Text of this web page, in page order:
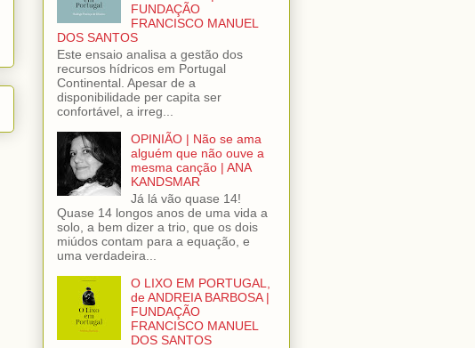
FUNDAÇÃO
FRANCISCO MANUEL
DOS SANTOS
Este ensaio analisa a gestão dos
recursos hídricos em Portugal
Continental. Apesar de a
disponibilidade per capita ser
confortável, a irreg...
OPINIÃO | Não se ama
alguém que não ouve a
mesma canção | ANA
KANDSMAR
Já lá vão quase 14!
Quase 14 longos anos de uma vida a
solo, a bem dizer a trio, que os dois
miúdos contam para a equação, e
uma verdadeira...
O LIXO EM PORTUGAL,
de ANDREIA BARBOSA |
FUNDAÇÃO
FRANCISCO MANUEL
DOS SANTOS